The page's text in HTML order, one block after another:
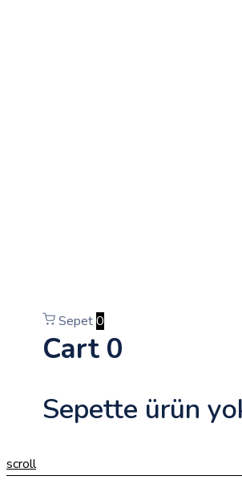
Sepet0
Cart 0
Sepette ürün
scroll